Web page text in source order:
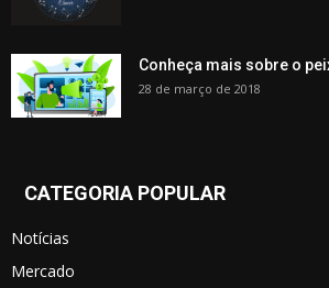
Conheça mais sobre o
28 de março de 2018
CATEGORIA POPULAR
Notícias
Mercado